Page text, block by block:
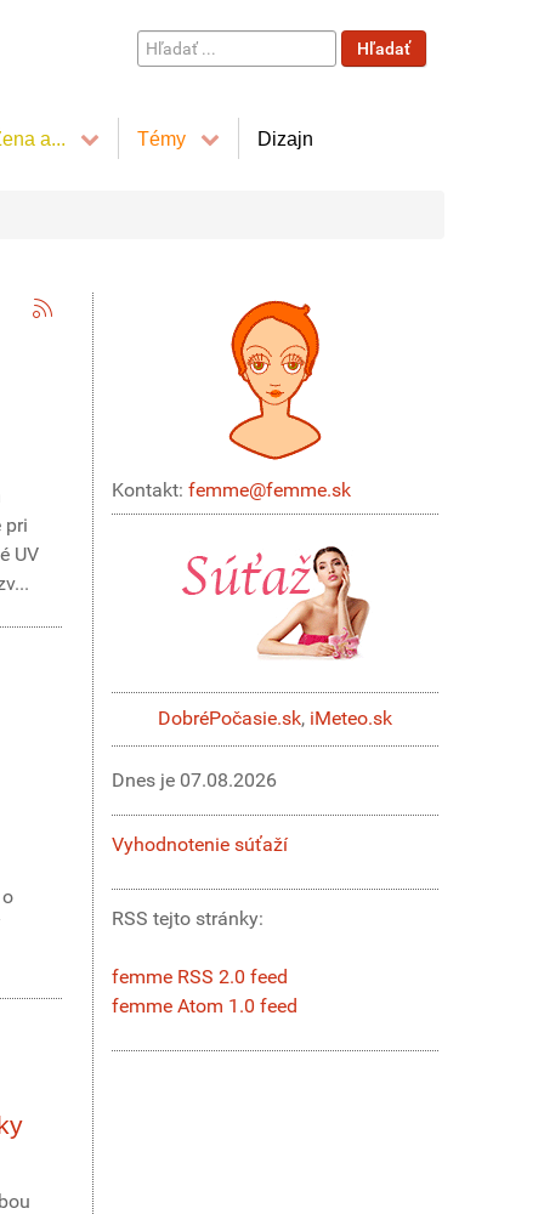
Hľadať
...
Hľadať
a... Témy Dizajn
pri
UV
Kontakt: femme@femme.sk
DobréPočasie.sk, iMeteo.sk
Dnes je 07.08.2026
Vyhodnotenie súťaží
RSS tejto stránky:
femme RSS 2.0 feed
femme Atom 1.0 feed